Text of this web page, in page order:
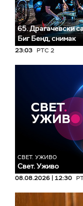
65. Драгачевски
Биг Бeнд, снимак
23:03 РТС 2
СВЕТ. УЖИВО
Свет. Уживо
08.08.2026 | 12:30